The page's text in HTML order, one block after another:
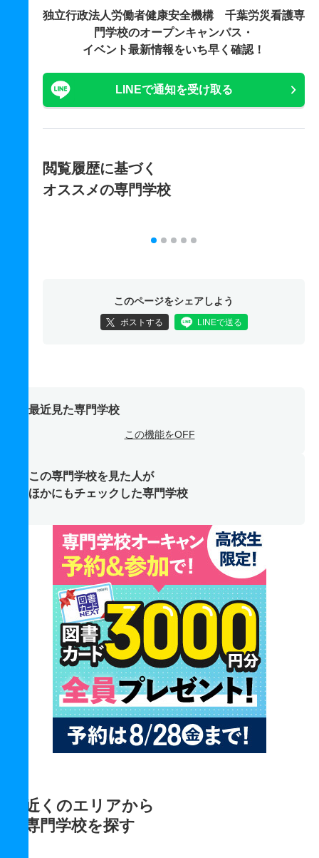
独立行政法人労働者健康安全機構 千葉労災看護専
門学校のオープンキャンパス・
イベント最新情報をいち早く確認！
LINEで通知を受け取る
閲覧履歴に基づく
オススメの専門学校
このページをシェアしよう
ポストする LINEで送る
最近見た専門学校
この機能をOFF
この専門学校を見た人が
ほかにもチェックした専門学校
近くのエリアから
専門学校を探す